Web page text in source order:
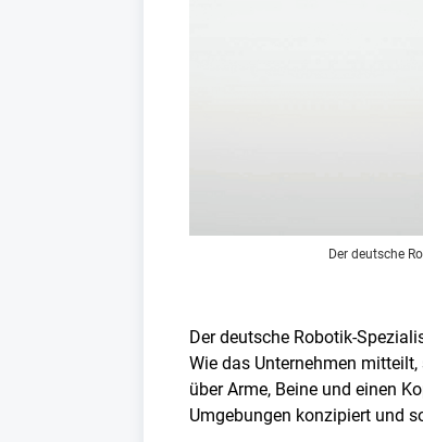
Der deutsche
Der deutsche Robotik-
Wie das Unternehmen
über Arme, Beine und einen
Umgebungen konzipiert und